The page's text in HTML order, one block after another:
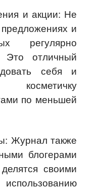
и акции: Не
и
регулярно
Это отличный
себя и
по меньшей
Журнал также
блогерами
своими